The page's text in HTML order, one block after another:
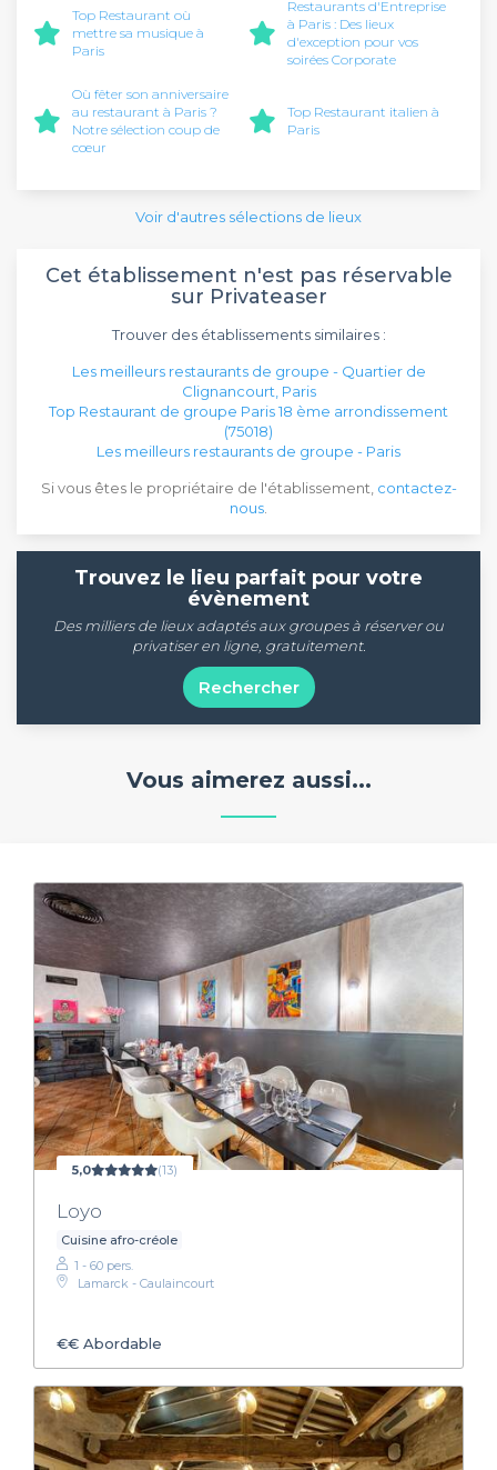
Top Restaurant où
mettre sa musique à
Paris
Restaurants d'Entreprise
à Paris : Des lieux
d'exception pour vos
soirées Corporate
Où fêter son anniversaire
au restaurant à Paris ?
Notre sélection coup de
cœur
Top Restaurant italien à
Paris
Voir d'autres sélections de lieux
Cet établissement n'est pas réservable
sur Privateaser
Trouver des établissements similaires :
Les meilleurs restaurants de groupe - Quartier de
Clignancourt, Paris
Top Restaurant de groupe Paris 18 ème arrondissement
(75018)
Les meilleurs restaurants de groupe - Paris
Si vous êtes le propriétaire de l'établissement, contactez-
nous
Trouvez le lieu parfait pour votre
évènement
Des milliers de lieux adaptés aux groupes à réserver ou
privatiser en ligne, gratuitement.
Rechercher
Vous aimerez aussi...
5,0 (13)
Loyo
Cuisine afro-créole
1 - 60 pers.
Lamarck - Caulaincourt
€€ Abordable